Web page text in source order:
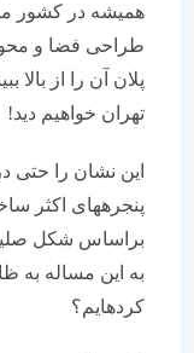
همیشه در كشور ما
طراحی فضا و محوطه
پلان آن را از بالا
تهران خواهیم دید!
این نشان را حتی در
پنجره‏های اكثر
براساس شكل صلیب و
به این مساله به ظاهر
كرده‏ایم؟